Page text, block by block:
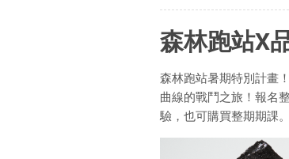
森林跑站X
森林跑站暑期特別計畫
曲線的戰鬥之旅！報名
驗，也可購買整期期課